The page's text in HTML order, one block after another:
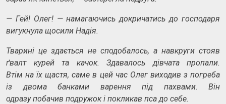
— Гей! Олег!—намагаючись докричатись до господаря
вигукнула щосили Надія.
Тварині це здається не сподобалось, а навкруги стояв
ґвалт курей та качок. Здавалось дівчата пропали.
Втім на їх щастя, саме в цей час Олег виходив з погреба
із двома банками варення під пахвами. Він
одразу побачив подружок і покликав пса до себе.